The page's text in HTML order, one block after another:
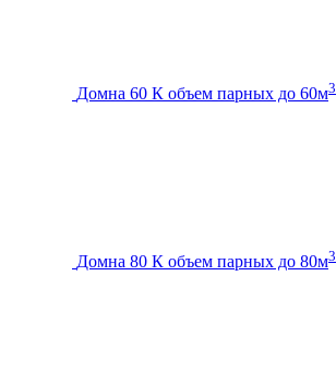
Домна 60 К объем парных до 60м3
Домна 80 К объем парных до 80м3